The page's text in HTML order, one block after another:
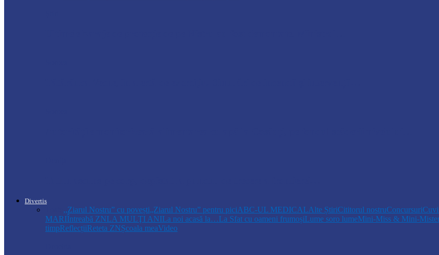
Divertis
,,Ziarul Nostru” cu povești„Ziarul Nostru” pentru piciABC-UL MEDICALAlte ȘtiriCititorul nostruConcursuri
MARIÎntreabă ZNLA MULŢI ANILa noi acasă la…La Sfat cu oameni frumoșiLume soro lumeMini-Miss & Mini-
timpReflecțiiReteta ZNȘcoala meaVideo